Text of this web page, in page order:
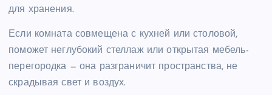
для хранения.
Если комната совмещена с кухней или столовой,
поможет неглубокий стеллаж или открытая мебель-
перегородка — она разграничит пространства, не
скрадывая свет и воздух.